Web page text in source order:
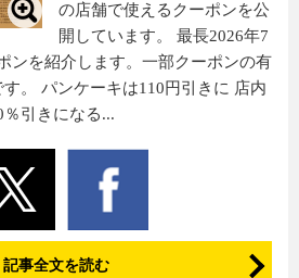
の店舗で使えるクーポンを公
開しています。 最長2026年7
ンを紹介します。一部クーポンの有
。 パンケーキは110円引きに 店内
引きになる...
記事全文を読む